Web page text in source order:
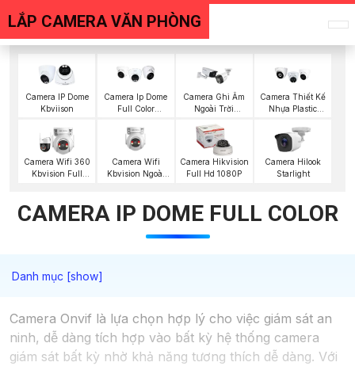
LẮP CAMERA VĂN PHÒNG
Camera IP Dome
Kbviison
Camera Ip Dome
Full Color
Camera Ghi Âm
Ngoài Trời
Camera Thiết Kế
Nhựa Plastic
Camera Wifi 360
Kbvision Full
Camera Wifi
Kbvision Ngoài
Camera Hikvision
Full Hd 1080P
Camera Hilook
Starlight
CAMERA IP DOME FULL COLOR
Camera Onvif là lựa chọn hợp lý cho việc giám sát an
ninh, dễ dàng tích hợp vào bất kỳ hệ thống camera
giám sát bất kỳ nhờ khả năng tương thích dễ dàng. Với